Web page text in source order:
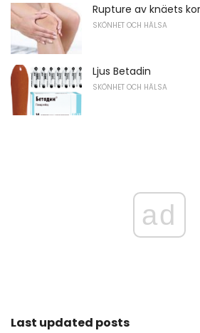
Rupture av knäets
SKÖNHET OCH HÄLSA
Ljus Betadin
SKÖNHET OCH HÄLSA
ad
Last updated posts